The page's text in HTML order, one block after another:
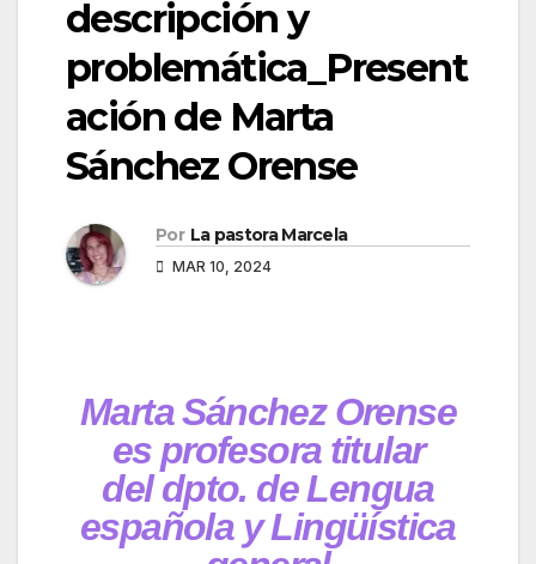
descripción y
problemática_Present
ación de Marta
Sánchez Orense
Por La pastora Marcela
MAR 10, 2024
Marta Sánchez Orense
es profesora titular
del dpto. de Lengua
española y Lingüística